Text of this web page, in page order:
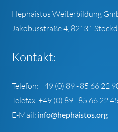
Hephaistos Weiterbildung
Jakobusstraße4, 82131
Kontakt:
Telefon: +49 (0) 89 - 85 66 22
Telefax: +49 (0) 89 - 85 66 22 45
E-Mail: info@hephaistos.org